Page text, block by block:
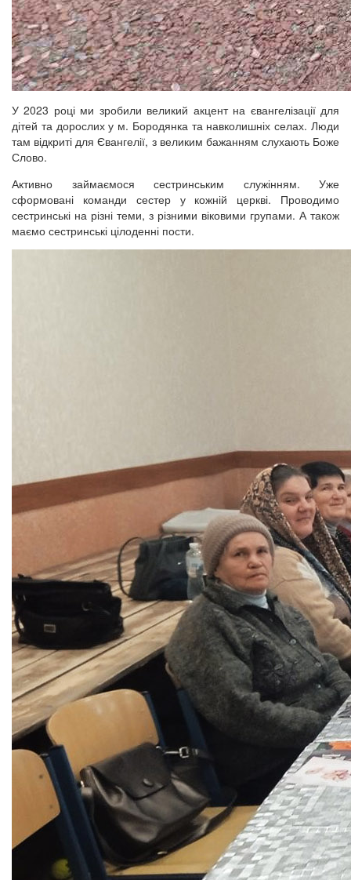
У 2023 році ми зробили великий акцент на євангелізації для
дітей та дорослих у м. Бородянка та навколишніх селах. Люди
там відкриті для Євангелії, з великим бажанням слухають Боже
Слово.
Активно займаємося сестринським служінням. Уже
сформовані команди сестер у кожній церкві. Проводимо
сестринські на різні теми, з різними віковими групами. А також
маємо сестринські цілоденні пости.